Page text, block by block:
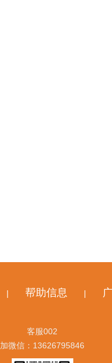
| 帮助信息 |
客服002
加微信：13626795846